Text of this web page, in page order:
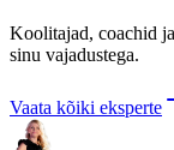
Koolitajad, coachid
sinu vajadustega.
Vaata kõiki eksperte